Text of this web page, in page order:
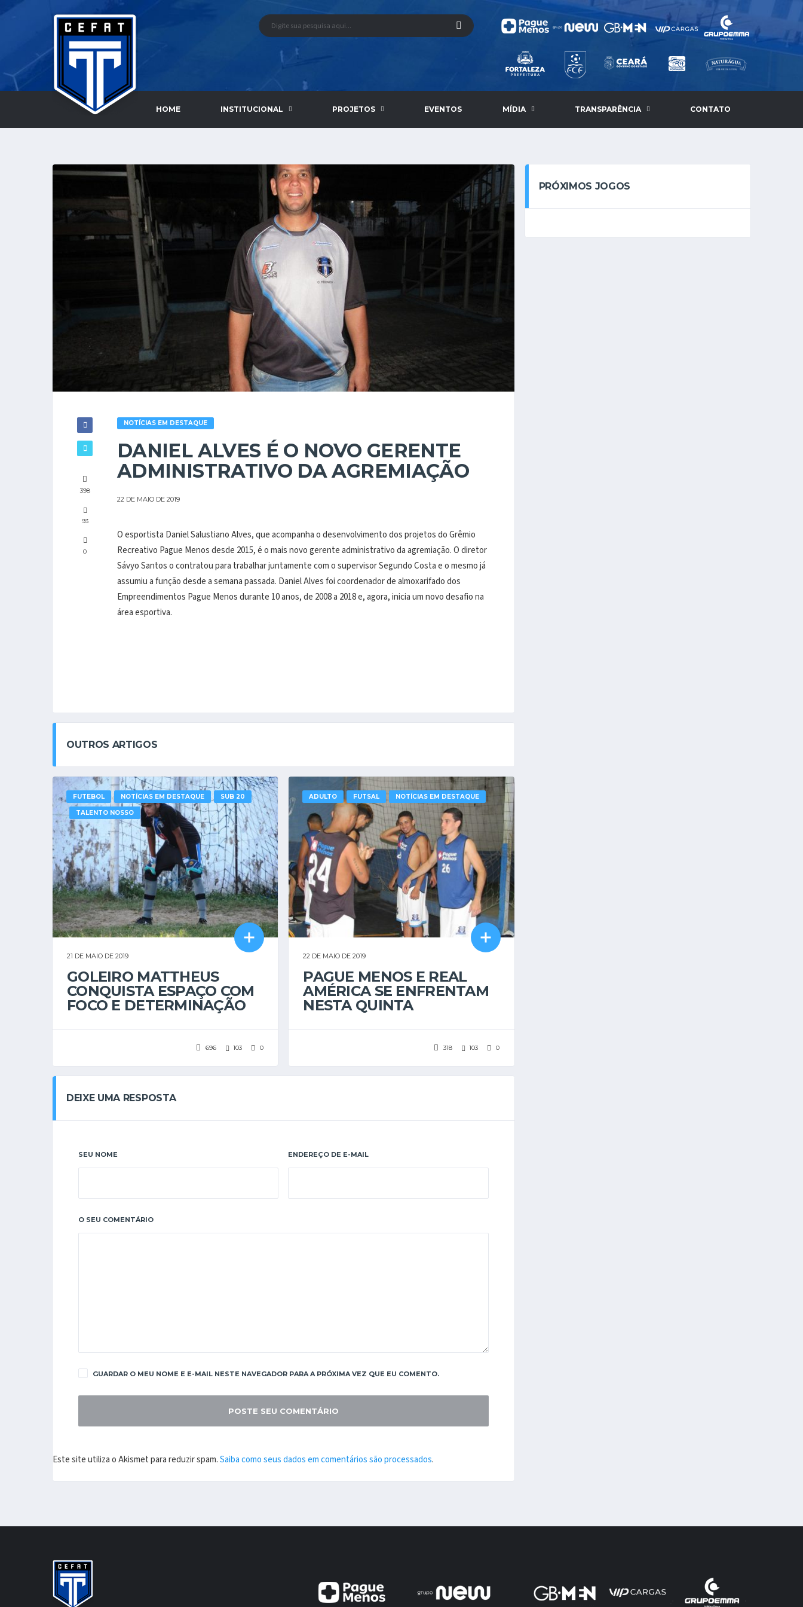
HOME INSTITUCIONAL PROJETOS EVENTOS MÍDIA TRANSPARÊNCIA CONTATO
398
93
0
NOTÍCIAS EM DESTAQUE
DANIEL ALVES É O NOVO GERENTE
ADMINISTRATIVO DA AGREMIAÇÃO
22 DE MAIO DE 2019
O esportista Daniel Salustiano Alves, que acompanha o desenvolvimento dos projetos do Grêmio
Recreativo Pague Menos desde 2015, é o mais novo gerente administrativo da agremiação. O diretor
Sávyo Santos o contratou para trabalhar juntamente com o supervisor Segundo Costa e o mesmo já
assumiu a função desde a semana passada. Daniel Alves foi coordenador de almoxarifado dos
Empreendimentos Pague Menos durante 10 anos, de 2008 a 2018 e, agora, inicia um novo desafio na
área esportiva.
OUTROS ARTIGOS
FUTEBOL NOTÍCIAS EM DESTAQUE SUB 20
TALENTO NOSSO
21 DE MAIO DE 2019
GOLEIRO MATTHEUS
CONQUISTA ESPAÇO COM
FOCO E DETERMINAÇÃO
696 103 0
ADULTO FUTSAL NOTÍCIAS EM DESTAQUE
22 DE MAIO DE 2019
PAGUE MENOS E REAL
AMÉRICA SE ENFRENTAM
NESTA QUINTA
318 103 0
DEIXE UMA RESPOSTA
SEU NOME ENDEREÇO DE E-MAIL
O SEU COMENTÁRIO
GUARDAR O MEU NOME E E-MAIL NESTE NAVEGADOR PARA A PRÓXIMA VEZ QUE EU COMENTO.
Este site utiliza o Akismet para reduzir spam.Saiba como seus dados em comentários são processados.
PRÓXIMOS JOGOS